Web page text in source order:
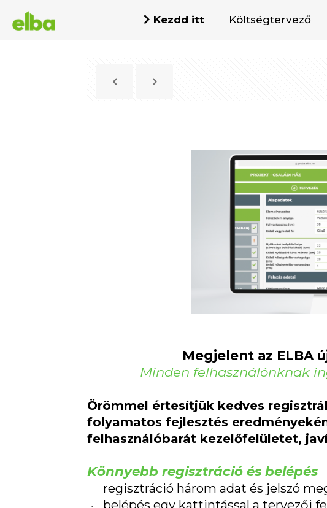
Kezdd itt Költségtervező
Megjelent az ELBA
Minden felhasználónknak
Örömmel értesítjük kedves
folyamatos fejlesztés
felhasználóbarát kezelőfelületet,
Könnyebb regisztráció és belépés
· regisztráció három adat és jelszó